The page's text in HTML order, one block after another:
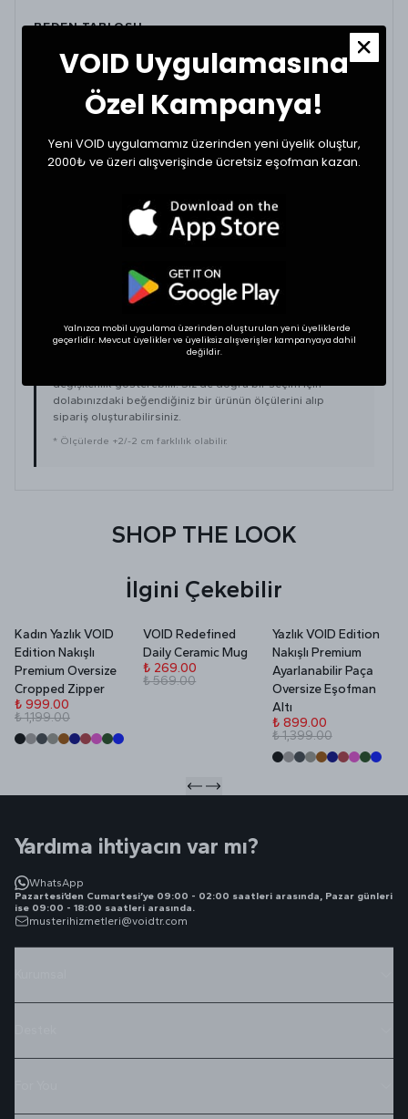
BEDEN TABLOSU
BEDEN BEL (CM) BOY (CM)
29 38 114
30 38 114
43
47
BEDEN SEÇİMİ İPUCU
değişkenlik gösterebilir. Siz de doğru bir seçim için
dolabınızdaki beğendiğiniz bir ürünün ölçülerini alıp
sipariş oluşturabilirsiniz.
* Ölçülerde +2/-2 cm farklılık olabilir.
SHOP THE LOOK
İlgini Çekebilir
Kadın Yazlık VOID
Edition Nakışlı
Premium Oversize
Cropped Zipper
₺ 999.00
₺ 1,199.00
VOID Redefined
Daily Ceramic Mug
₺ 269.00
₺ 569.00
Yazlık VOID Edition
Nakışlı Premium
Ayarlanabilir Paça
Oversize Eşofman
Altı
₺ 899.00
₺ 1,399.00
Yardıma ihtiyacın var mı?
WhatsApp
Pazartesi’den Cumartesi’ye 09:00 - 02:00 saatleri arasında, Pazar günleri
ise 09:00 - 18:00 saatleri arasında.
musterihizmetleri@voidtr.com
VOID Uygulamasına
Özel Kampanya!
Yeni VOID uygulamamız üzerinden yeni üyelik oluştur,
2000₺ ve üzeri alışverişinde ücretsiz eşofman kazan.
Yalnızca mobil uygulama üzerinden oluşturulan yeni üyeliklerde
geçerlidir. Mevcut üyelikler ve üyeliksiz alışverişler kampanyaya dahil
değildir.